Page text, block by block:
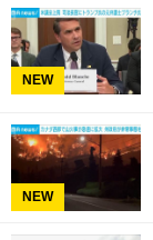
NEW
NEW